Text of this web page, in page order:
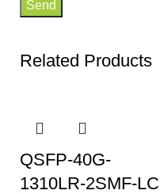
Related Products
QSFP-40G-
1310LR-2SMF-LC